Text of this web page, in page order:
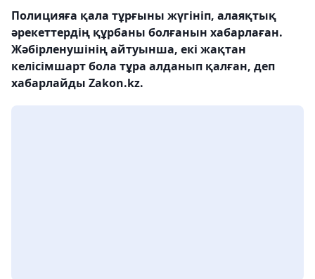
Полицияға қала тұрғыны жүгініп, алаяқтық
әрекеттердің құрбаны болғанын хабарлаған.
Жәбірленушінің айтуынша, екі жақтан
келісімшарт бола тұра алданып қалған, деп
хабарлайды Zakon.kz.